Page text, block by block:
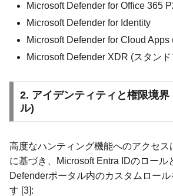
Microsoft Defender for Office 365
Microsoft Defender for Identity
Microsoft Defender for Cloud
Microsoft Defender XDR (スタン
2. アイデンティティと権限境
ル)
高度なハンティング機能へのアクセス
に基づき、Microsoft Entra IDのロール
Defenderポータル内のカスタムロール
す [3]: